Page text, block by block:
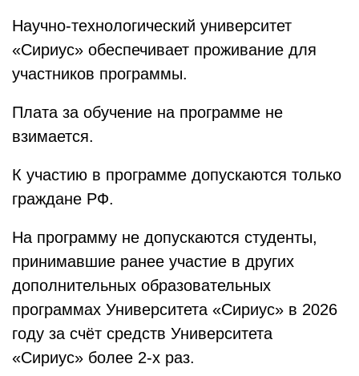
Научно-технологический университет
«Сириус» обеспечивает проживание для
участников программы.
Плата за обучение на программе не
взимается.
К участию в программе допускаются только
граждане РФ.
На программу не допускаются студенты,
принимавшие ранее участие в других
дополнительных образовательных
программах Университета «Сириус» в 2026
году за счёт средств Университета
«Сириус» более 2-х раз.